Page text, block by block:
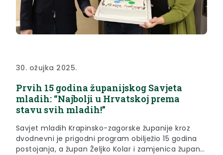
30. ožujka 2025.
Prvih 15 godina županijskog Savjeta
mladih: “Najbolji u Hrvatskoj prema
stavu svih mladih!”
Savjet mladih Krapinsko-zagorske županije kroz
dvodnevni je prigodni program obilježio 15 godina
postojanja, a župan Željko Kolar i zamjenica župana